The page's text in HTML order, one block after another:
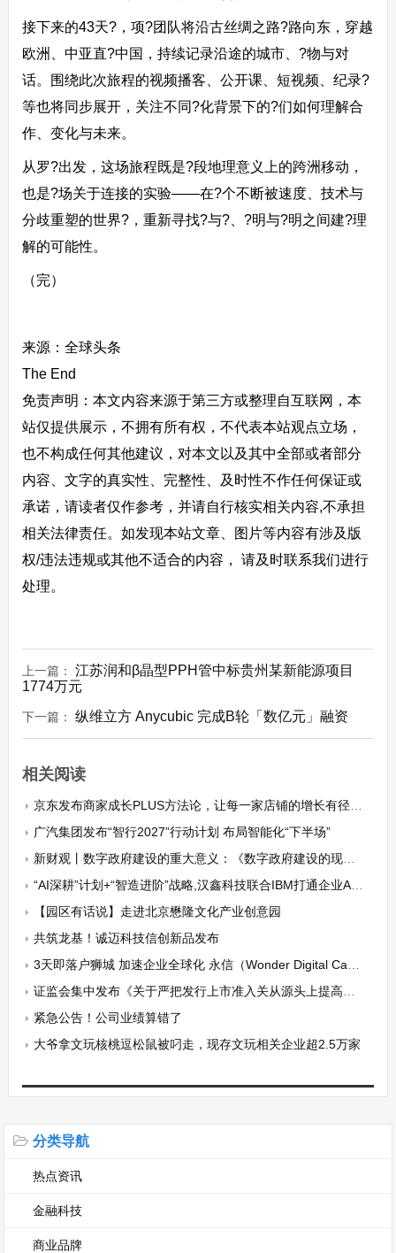
接下来的43天?，项?团队将沿古丝绸之路?路向东，穿越
欧洲、中亚直?中国，持续记录沿途的城市、?物与对
话。围绕此次旅程的视频播客、公开课、短视频、纪录?
等也将同步展开，关注不同?化背景下的?们如何理解合
作、变化与未来。
从罗?出发，这场旅程既是?段地理意义上的跨洲移动，
也是?场关于连接的实验——在?个不断被速度、技术与
分歧重塑的世界?，重新寻找?与?、?明与?明之间建?理
解的可能性。
（完）
来源：全球头条
The End
免责声明：本文内容来源于第三方或整理自互联网，本
站仅提供展示，不拥有所有权，不代表本站观点立场，
也不构成任何其他建议，对本文以及其中全部或者部分
内容、文字的真实性、完整性、及时性不作任何保证或
承诺，请读者仅作参考，并请自行核实相关内容,不承担
相关法律责任。如发现本站文章、图片等内容有涉及版
权/违法违规或其他不适合的内容， 请及时联系我们进行
处理。
上一篇： 江苏润和β晶型PPH管中标贵州某新能源项目
1774万元
下一篇： 纵维立方 Anycubic 完成B轮「数亿元」融资
相关阅读
京东发布商家成长PLUS方法论，让每一家店铺的增长有径可循
广汽集团发布“智行2027”行动计划 布局智能化“下半场”
新财观丨数字政府建设的重大意义：《数字政府建设的现实机遇、方法路径和典型案例》发布
“AI深耕”计划+“智造进阶”战略,汉鑫科技联合IBM打通企业AI应用落地“最后一公里”!
【园区有话说】走进北京懋隆文化产业创意园
共筑龙基！诚迈科技信创新品发布
3天即落户狮城 加速企业全球化 永信（Wonder Digital Capital）一站式支付系统 安全有保障
证监会集中发布《关于严把发行上市准入关从源头上提高上市公司质量的意见（试行）》等四项政策文件
​紧急公告！公司业绩算错了
大爷拿文玩核桃逗松鼠被叼走，现存文玩相关企业超2.5万家
分类导航
热点资讯
金融科技
商业品牌